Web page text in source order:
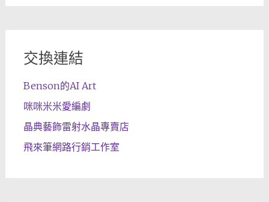
交換連結
Benson的AI Art
咪咪米米愛編劇
晶典藝飾雷射水晶專賣店
飛來筆網路行銷工作室